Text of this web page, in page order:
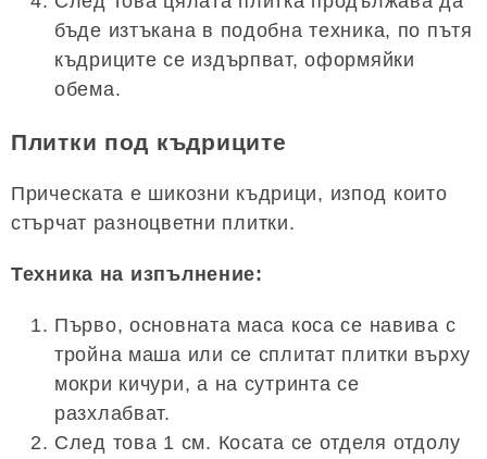
бъде изтъкана в подобна техника, по пътя
къдриците се издърпват, оформяйки
обема.
Плитки под къдриците
Прическата е шикозни къдрици, изпод които
стърчат разноцветни плитки.
Техника на изпълнение:
Първо, основната маса коса се навива с
тройна маша или се сплитат плитки върху
мокри кичури, а на сутринта се
разхлабват.
След това 1 см. Косата се отделя отдолу